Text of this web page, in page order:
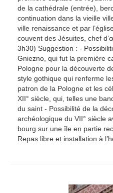
de la cathédrale (entrée),
continuation dans la vieille
ville renaissance et par
couvent des Jésuites, chef
3h30) Suggestion : -
Gniezno, qui fut la première
Pologne pour la découverte
style gothique qui renferme
patron de la Pologne et les
XII° siècle, qui, telles une
du saint - Possibilité de la
archéologique du VII° siècle
bourg sur une île en partie
Repas libre et installation à